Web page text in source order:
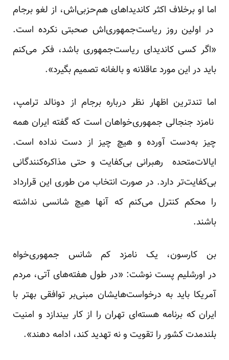
اما او برخلاف اکثر کاندیداهای هم‌حزبی‌اش، از لغو برجام
در اولین روز ریاست‌جمهوری‌اش صحبتی نکرده ‌است.
«اگر کسی کاندیدای ریاست‌جمهوری باشد، فکر می‌کنم
باید در این مورد عاقلانه و بالغانه تصمیم بگیرد».
اما تندترین اظهار نظر درباره برجام از دونالد ترامپ،
نامزد جنجالی جمهوری‌خواهان است که گفته ایران همه
چیز به‌دست آورده و هیچ چیز از دست نداده ‌است.
ایالات‌متحده رهبرانی بی‌کفایت و حتی مذاکره‌کنندگانی
بی‌کفایت‌تر دارد. در صورت انتخاب من طوری این قرارداد
را محکم کنترل می‌کنم که آنها هیچ شانسی نداشته
باشند.
بن کارسون، یک نامزد کم شانس جمهوری‌خواه
در اورشلیم‌ پست نوشت: «در طول هفته‌های آتی، مردم
آمریکا باید به درخواست‌هایشان مبنی‌بر توافقی بهتر با
ایران که برنامه هسته‌ای تهران را از کار بیندازد و امنیت
بلندمدت کشور را تقویت و نه تهدید کند، ادامه دهند».